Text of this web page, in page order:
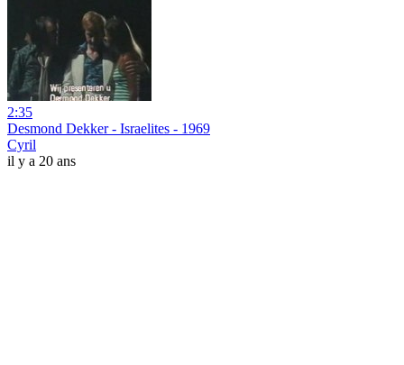
2:35
Desmond Dekker - Israelites - 1969
Cyril
il y a 20 ans